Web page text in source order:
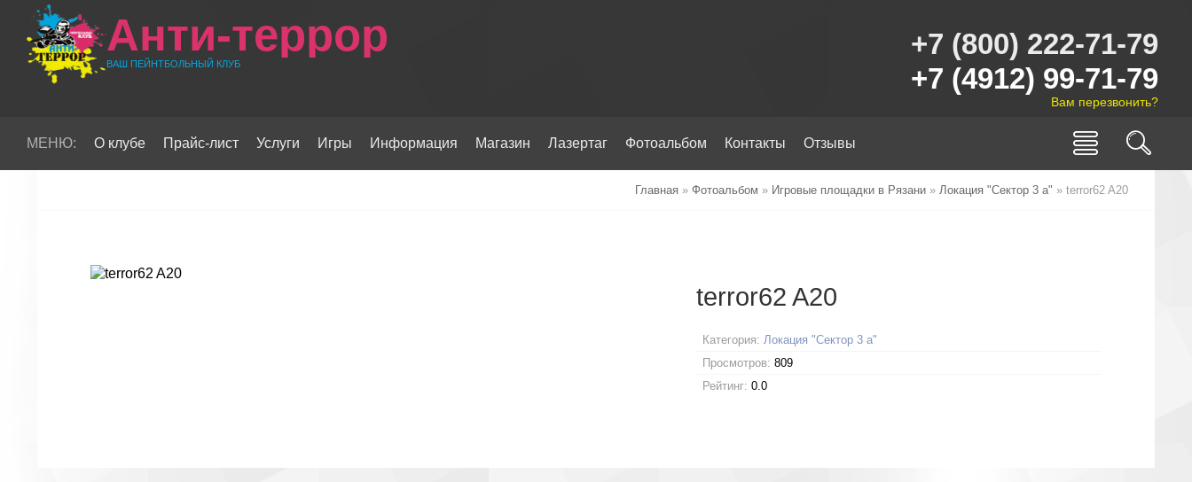
Анти-террор
ВАШ ПЕЙНТБОЛЬНЫЙ КЛУБ
+7 (800) 222-71-79
+7 (4912) 99-71-79
Вам перезвонить?
МЕНЮ: О клубе Прайс-лист Услуги Игры Информация Магазин Лазертаг Фотоальбом Контакты Отзывы
Главная » Фотоальбом » Игровые площадки в Рязани » Локация "Сектор 3 а" » terror62 A20
terror62 A20
Категория: Локация "Сектор 3 а"
Просмотров: 809
Рейтинг: 0.0